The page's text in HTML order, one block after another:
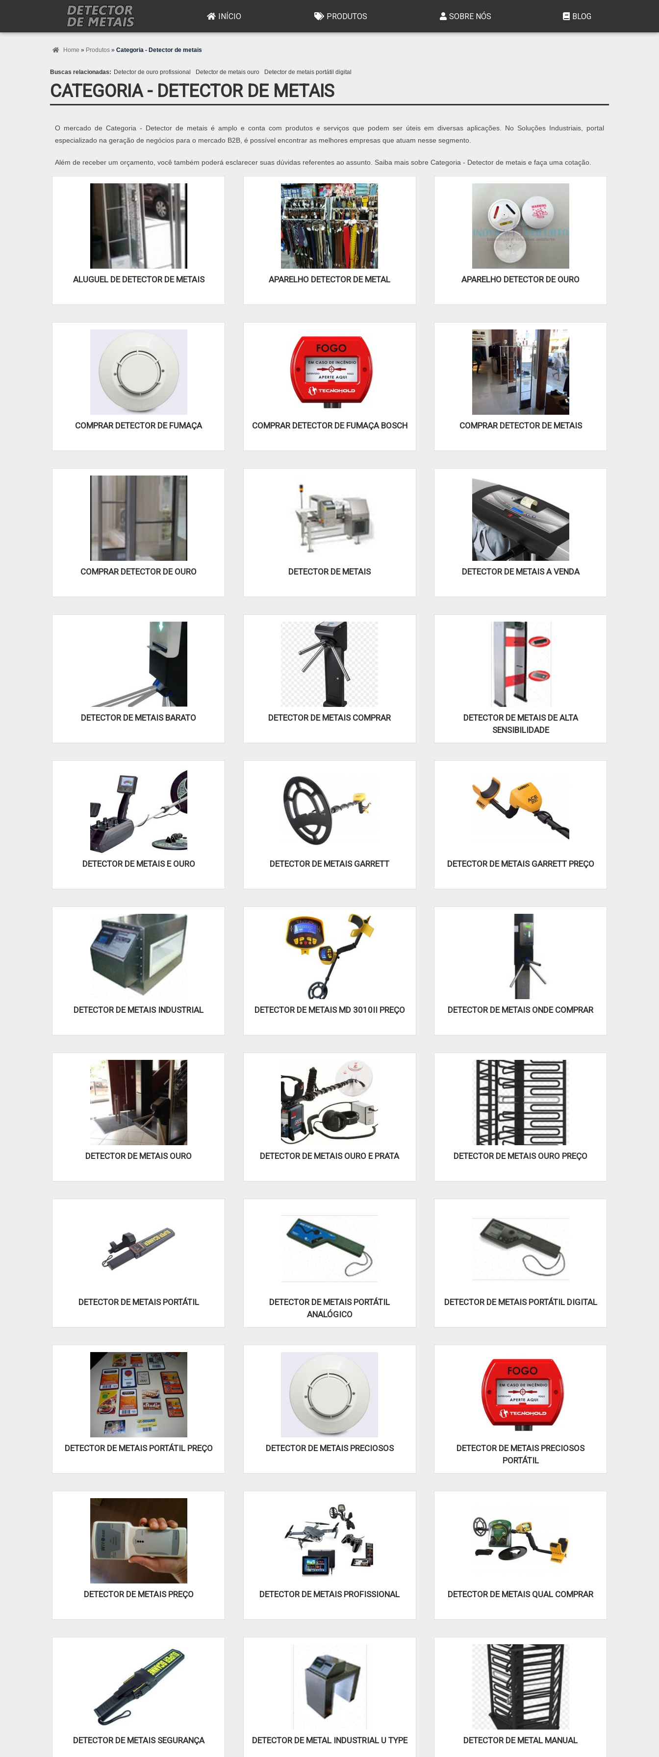
INÍCIO PRODUTOS SOBRE NÓS BLOG
Home » Produtos » Categoria - Detector de metais
Buscas relacionadas: Detector de ouro profissional Detector de metais ouro Detector de metais portátil digital
CATEGORIA - DETECTOR DE METAIS
O mercado de Categoria - Detector de metais é amplo e conta com produtos e serviços que podem ser úteis em diversas aplicações. No Soluções Industriais, portal
especializado na geração de negócios para o mercado B2B, é possível encontrar as melhores empresas que atuam nesse segmento.
Além de receber um orçamento, você também poderá esclarecer suas dúvidas referentes ao assunto. Saiba mais sobre Categoria - Detector de metais e faça uma cotação.
ALUGUEL DE DETECTOR DE METAIS APARELHO DETECTOR DE METAL APARELHO DETECTOR DE OURO
COMPRAR DETECTOR DE FUMAÇA COMPRAR DETECTOR DE FUMAÇA BOSCH COMPRAR DETECTOR DE METAIS
COMPRAR DETECTOR DE OURO DETECTOR DE METAIS DETECTOR DE METAIS A VENDA
DETECTOR DE METAIS BARATO DETECTOR DE METAIS COMPRAR
DETECTOR DE METAIS DE ALTA
SENSIBILIDADE
DETECTOR DE METAIS E OURO DETECTOR DE METAIS GARRETT DETECTOR DE METAIS GARRETT PREÇO
DETECTOR DE METAIS INDUSTRIAL DETECTOR DE METAIS MD 3010II PREÇO DETECTOR DE METAIS ONDE COMPRAR
DETECTOR DE METAIS OURO DETECTOR DE METAIS OURO E PRATA DETECTOR DE METAIS OURO PREÇO
DETECTOR DE METAIS PORTÁTIL
DETECTOR DE METAIS PORTÁTIL
ANALÓGICO
DETECTOR DE METAIS PORTÁTIL DIGITAL
DETECTOR DE METAIS PORTÁTIL PREÇO DETECTOR DE METAIS PRECIOSOS
DETECTOR DE METAIS PRECIOSOS
PORTÁTIL
DETECTOR DE METAIS PREÇO DETECTOR DE METAIS PROFISSIONAL DETECTOR DE METAIS QUAL COMPRAR
DETECTOR DE METAIS SEGURANÇA DETECTOR DE METAL INDUSTRIAL U TYPE DETECTOR DE METAL MANUAL